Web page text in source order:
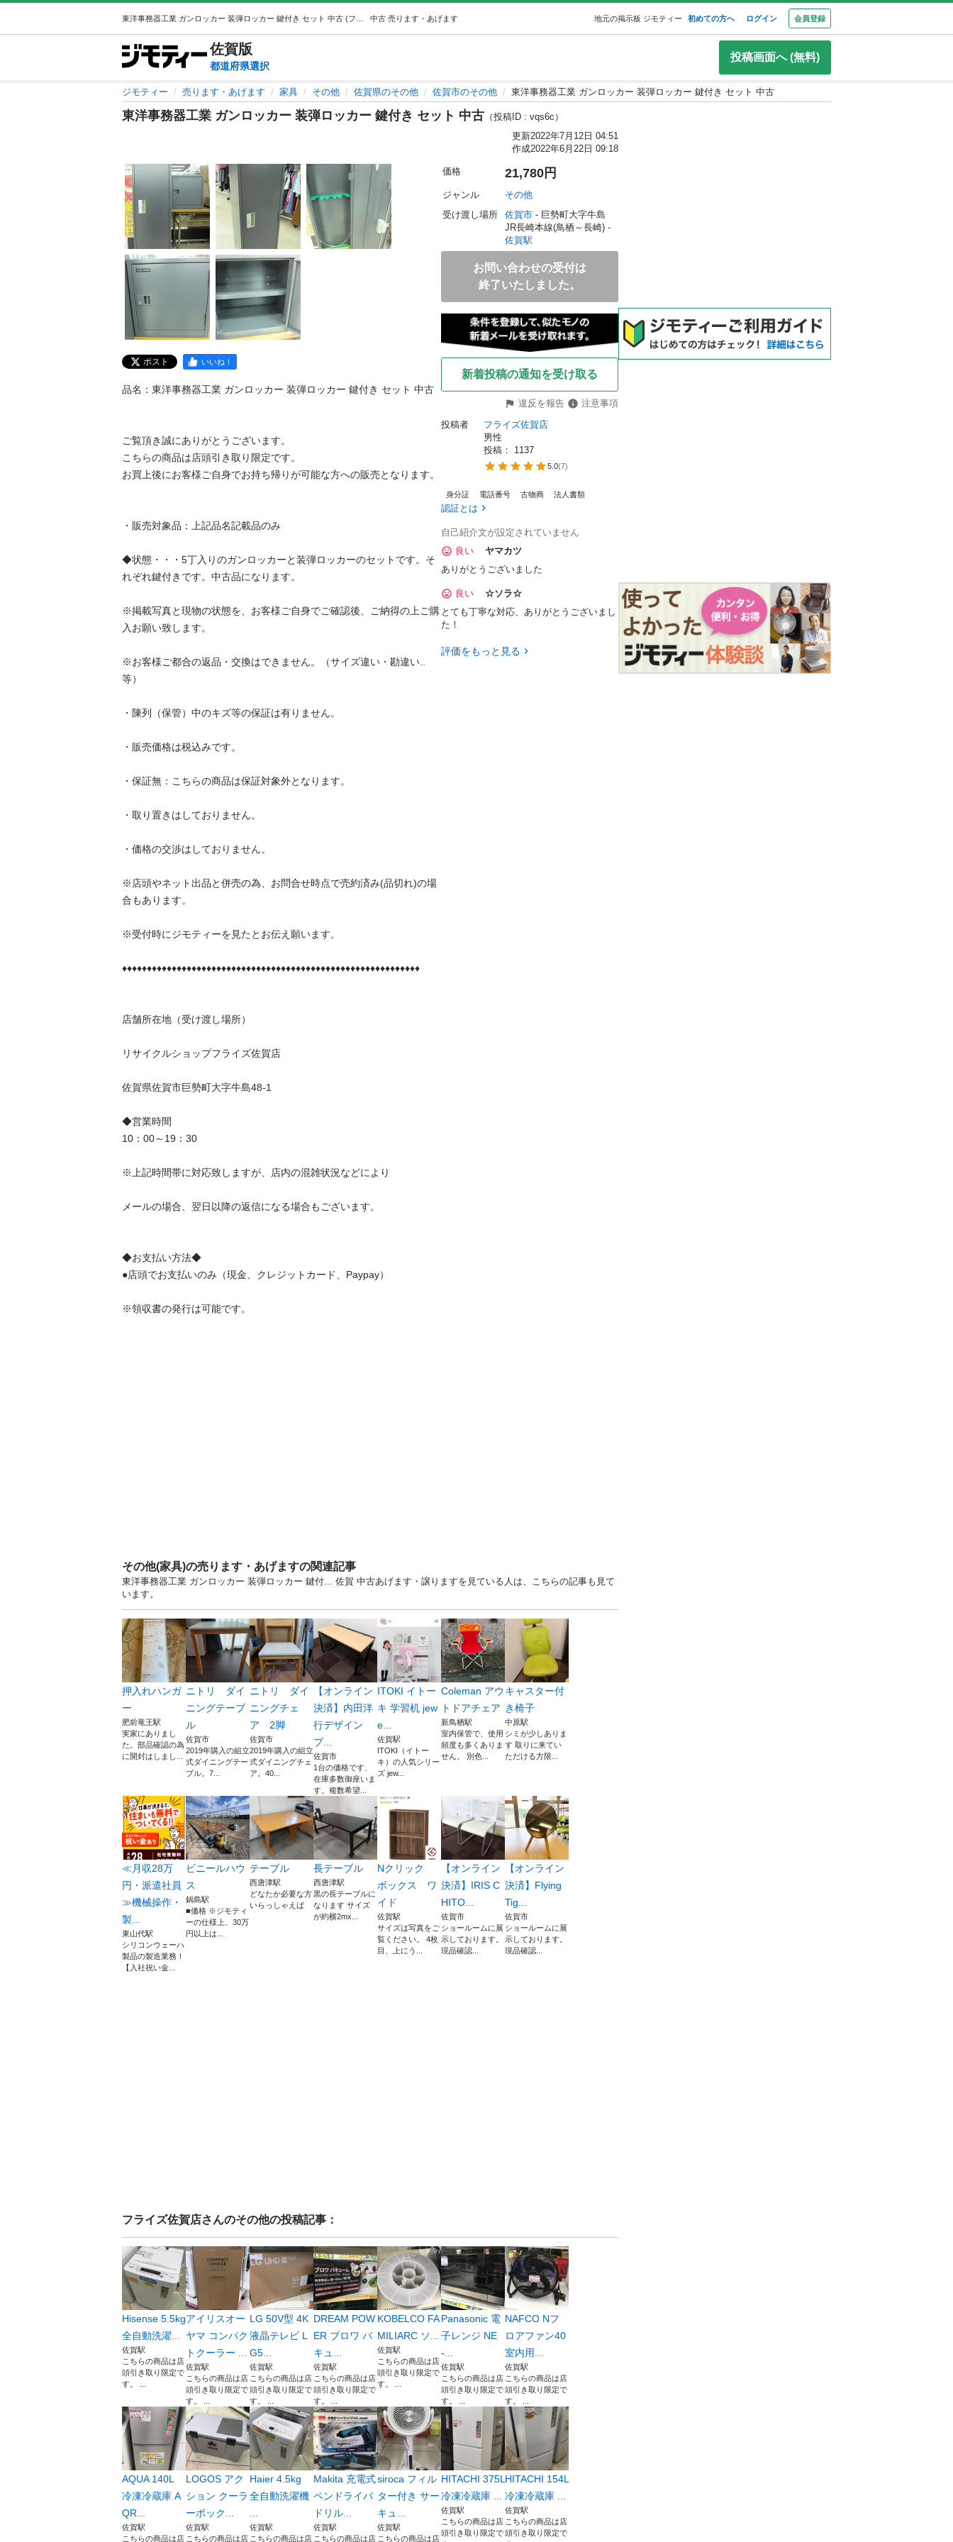
中古 売ります・あげます 地元の掲示板 ジモティー 初めての方へ ログイン 会員登録
佐賀版
都道府県選択
投稿画面へ (無料)
ジモティー 売ります・あげます 家具 その他 佐賀県のその他 佐賀市のその他 東洋事務器工業 ガンロッカー 装弾ロッカー 鍵付き セット 中古
東洋事務器工業 ガンロッカー 装弾ロッカー 鍵付き セット 中古 （投稿ID : vqs6c）
更新2022年7月12日 04:51
作成2022年6月22日 09:18
ポスト いいね！
品名：東洋事務器工業 ガンロッカー 装弾ロッカー 鍵付き セット 中古
ご覧頂き誠にありがとうございます。
こちらの商品は店頭引き取り限定です。
お買上後にお客様ご自身でお持ち帰りが可能な方への販売となります。
・販売対象品：上記品名記載品のみ
◆状態・・・5丁入りのガンロッカーと装弾ロッカーのセットです。そ
れぞれ鍵付きです。中古品になります。
※掲載写真と現物の状態を、お客様ご自身でご確認後、ご納得の上ご購
入お願い致します。
※お客様ご都合の返品・交換はできません。（サイズ違い・勘違い..
等）
・陳列（保管）中のキズ等の保証は有りません。
・販売価格は税込みです。
・保証無：こちらの商品は保証対象外となります。
・取り置きはしておりません。
・価格の交渉はしておりません。
※店頭やネット出品と併売の為、お問合せ時点で売約済み(品切れ)の場
合もあります。
※受付時にジモティーを見たとお伝え願います。
♦♦♦♦♦♦♦♦♦♦♦♦♦♦♦♦♦♦♦♦♦♦♦♦♦♦♦♦♦♦♦♦♦♦♦♦♦♦♦♦♦♦♦♦♦♦♦♦♦♦♦♦♦♦♦♦♦♦♦♦
店舗所在地（受け渡し場所）
リサイクルショップフライズ佐賀店
佐賀県佐賀市巨勢町大字牛島48-1
◆営業時間
10：00～19：30
※上記時間帯に対応致しますが、店内の混雑状況などにより
メールの場合、翌日以降の返信になる場合もございます。
◆お支払い方法◆
●店頭でお支払いのみ（現金、クレジットカード、Paypay）
価格 21,780円
ジャンル
その他
受け渡し場所
佐賀市 - 巨勢町大字牛島
佐賀駅
お問い合わせの受付は
終了いたしました。
新着投稿の通知を受け取る
違反を報告
注意事項
投稿者
フライズ佐賀店
男性
投稿： 1137
5.0(7)
身分証 電話番号 古物商 法人書類
認証とは
自己紹介文が設定されていません
良い
ヤマカツ
ありがとうございました
良い
☆ソラ☆
とても丁寧な対応、ありがとうございまし
た！
評価をもっと見る
その他(家具)の売ります・あげますの関連記事
東洋事務器工業 ガンロッカー 装弾ロッカー 鍵付... 佐賀 中古あげます・譲りますを見ている人は、こちらの記事も見て
います。
押入れハンガ
ー
肥前竜王駅
実家にありまし
た。部品確認の為
に開封はしまし...
ニトリ ダイ
ニングテーブ
ル
佐賀市
2019年購入の組立
式ダイニングテー
ブル。7...
ニトリ ダイ
ニングチェ
ア 2脚
佐賀市
2019年購入の組立
式ダイニングチェ
ア。40...
【オンライン
決済】内田洋
行デザイン
プ...
佐賀市
1台の価格です、
在庫多数御座いま
す。複数希望...
ITOKI イトー
キ 学習机 jew
e...
佐賀駅
ITOKI（イトー
キ）の人気シリー
ズ jew...
Coleman アウ
トドアチェア
新鳥栖駅
室内保管で、使用
頻度も多くありま
せん。 別色...
キャスター付
き椅子
中原駅
シミが少しありま
す 取りに来てい
ただける方限...
≪月収28万
円・派遣社員
≫機械操作・
製...
東山代駅
シリコンウェーハ
製品の製造業務！
【入社祝い金...
ビニールハウ
ス
鍋島駅
■価格 ※ジモティ
ーの仕様上、30万
円以上は...
テーブル
西唐津駅
どなたか必要な方
いらっしゃえば
長テーブル
西唐津駅
黒の長テーブルに
なります サイズ
が約横2mx...
Nクリック
ボックス ワ
イド
佐賀駅
サイズは写真をご
覧ください。 4枚
目、上にう...
【オンライン
決済】IRIS C
HITO...
佐賀市
ショールームに展
示しております。
現品確認...
【オンライン
決済】Flying
Tig...
佐賀市
ショールームに展
示しております。
現品確認...
フライズ佐賀店さんのその他の投稿記事：
Hisense 5.5kg
全自動洗濯...
佐賀駅
こちらの商品は店
頭引き取り限定で
す。 ...
アイリスオー
ヤマ コンパク
トクーラー ...
佐賀駅
こちらの商品は店
頭引き取り限定で
す。 ...
LG 50V型 4K
液晶テレビ L
G5...
佐賀駅
こちらの商品は店
頭引き取り限定で
す。 ...
DREAM POW
ER ブロワ バ
キュ...
佐賀駅
こちらの商品は店
頭引き取り限定で
す。 ...
KOBELCO FA
MILIARC ソ...
佐賀駅
こちらの商品は店
頭引き取り限定で
す。 ...
Panasonic 電
子レンジ NE
-...
佐賀駅
こちらの商品は店
頭引き取り限定で
す。 ...
NAFCO Nフ
ロアファン40
室内用...
佐賀駅
こちらの商品は店
頭引き取り限定で
す。 ...
AQUA 140L
冷凍冷蔵庫 A
QR...
佐賀駅
こちらの商品は店
LOGOS アク
ション クーラ
ーボック...
佐賀駅
こちらの商品は店
Haier 4.5kg
全自動洗濯機
佐賀駅
こちらの商品は店
Makita 充電式
ペンドライバ
ドリル...
佐賀駅
こちらの商品は店
siroca フィル
ター付き サー
キュ...
佐賀駅
こちらの商品は店
HITACHI 375L
冷凍冷蔵庫 ...
佐賀駅
こちらの商品は店
頭引き取り限定で
HITACHI 154L
冷凍冷蔵庫 ...
佐賀駅
こちらの商品は店
頭引き取り限定で